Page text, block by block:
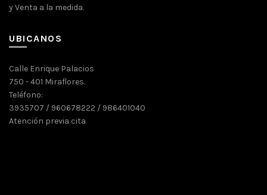
y Venta a la medida.
UBICANOS
Calle Enrique Palacios
750 - 401 Miraflores.
Teléfono:
3935707 / 960678222 / 986401040
Atención previa cita